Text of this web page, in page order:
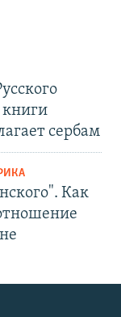
сербам
Как